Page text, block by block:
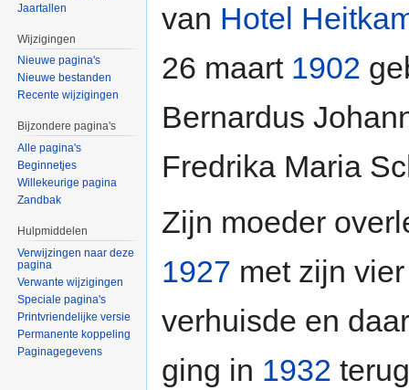
van Hotel
26 maart 1902
Bernardus
Fredrika Maria
Zijn moeder
1927 met zijn
verhuisde en
ging in 1932
Jaartallen
Wijzigingen
Nieuwe pagina's
Nieuwe bestanden
Recente wijzigingen
Bijzondere pagina's
Alle pagina's
Beginnetjes
Willekeurige pagina
Zandbak
Hulpmiddelen
Verwijzingen naar deze
pagina
Verwante wijzigingen
Speciale pagina's
Printvriendelijke versie
Permanente koppeling
Paginagegevens